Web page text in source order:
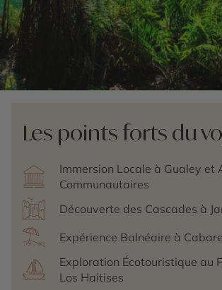
Les points forts du
Immersion Locale à Gualey et
Communautaires
Découverte des Cascades à
Expérience Balnéaire à
Exploration Écotouristique au
Los Haitises